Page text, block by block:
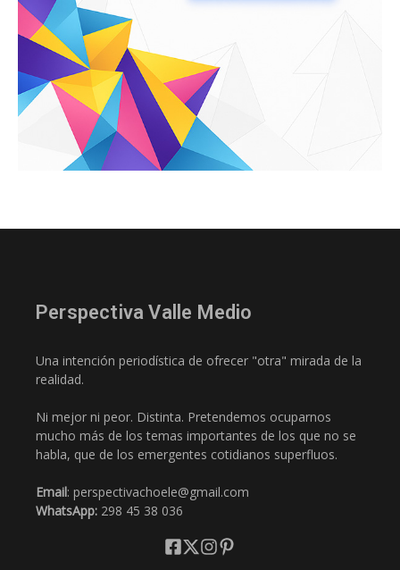
Perspectiva Valle Medio
Una intención periodística de ofrecer "otra" mirada de la
realidad.
Ni mejor ni peor. Distinta. Pretendemos ocuparnos
mucho más de los temas importantes de los que no se
habla, que de los emergentes cotidianos superfluos.
Email: perspectivachoele@gmail.com
WhatsApp: 298 45 38 036